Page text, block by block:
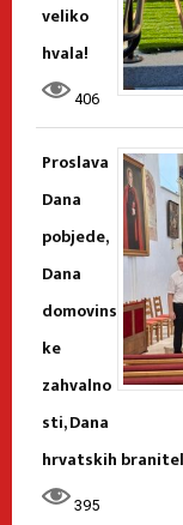
veliko
hvala!
406
Proslava
Dana
pobjede,
Dana
domovins
ke
zahvalno
sti, Dana
hrvatskih
395